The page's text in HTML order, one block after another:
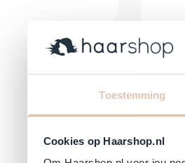
Toestemming
Cookies op Haarshop.nl
€ 9,21
Direct